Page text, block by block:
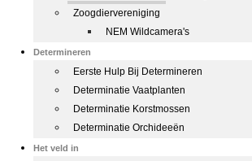
Zoogdiervereniging
NEM Wildcamera's
Determineren
Eerste Hulp Bij Determineren
Determinatie Vaatplanten
Determinatie Korstmossen
Determinatie Orchideeën
Het veld in